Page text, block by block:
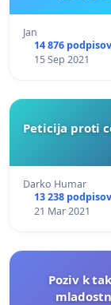
Jan
14 876 podpisov
15 Sep 2021
Peticija proti
Darko Humar
13 238 podpisov
21 Mar 2021
Poziv k